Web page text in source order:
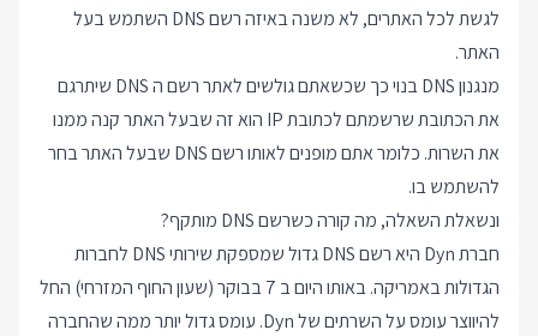
לגשת לכל האתרים, לא משנה באיזה רשם DNS השתמש בעל
האתר.
מנגנון DNS בנוי כך שכשאתם גולשים לאתר רשם ה DNS שיתרגם
את הכתובת שרשמתם לכתובת IP הוא זה שבעל האתר קנה ממנו
את השרות. כלומר אתם מופנים לאותו רשם DNS שבעל האתר בחר
להשתמש בו.
ונשאלת השאלה, מה קורה כשרשם DNS מותקף?
חברת Dyn היא רשם DNS גדול שמספקת שירותי DNS לחברות
הגדולות באמריקה. באותו היום ב 7 בבוקר (שעון החוף המזרחי) החל
להיווצר עומס על השרתים של Dyn. עומס גדול יותר ממה שהחברה